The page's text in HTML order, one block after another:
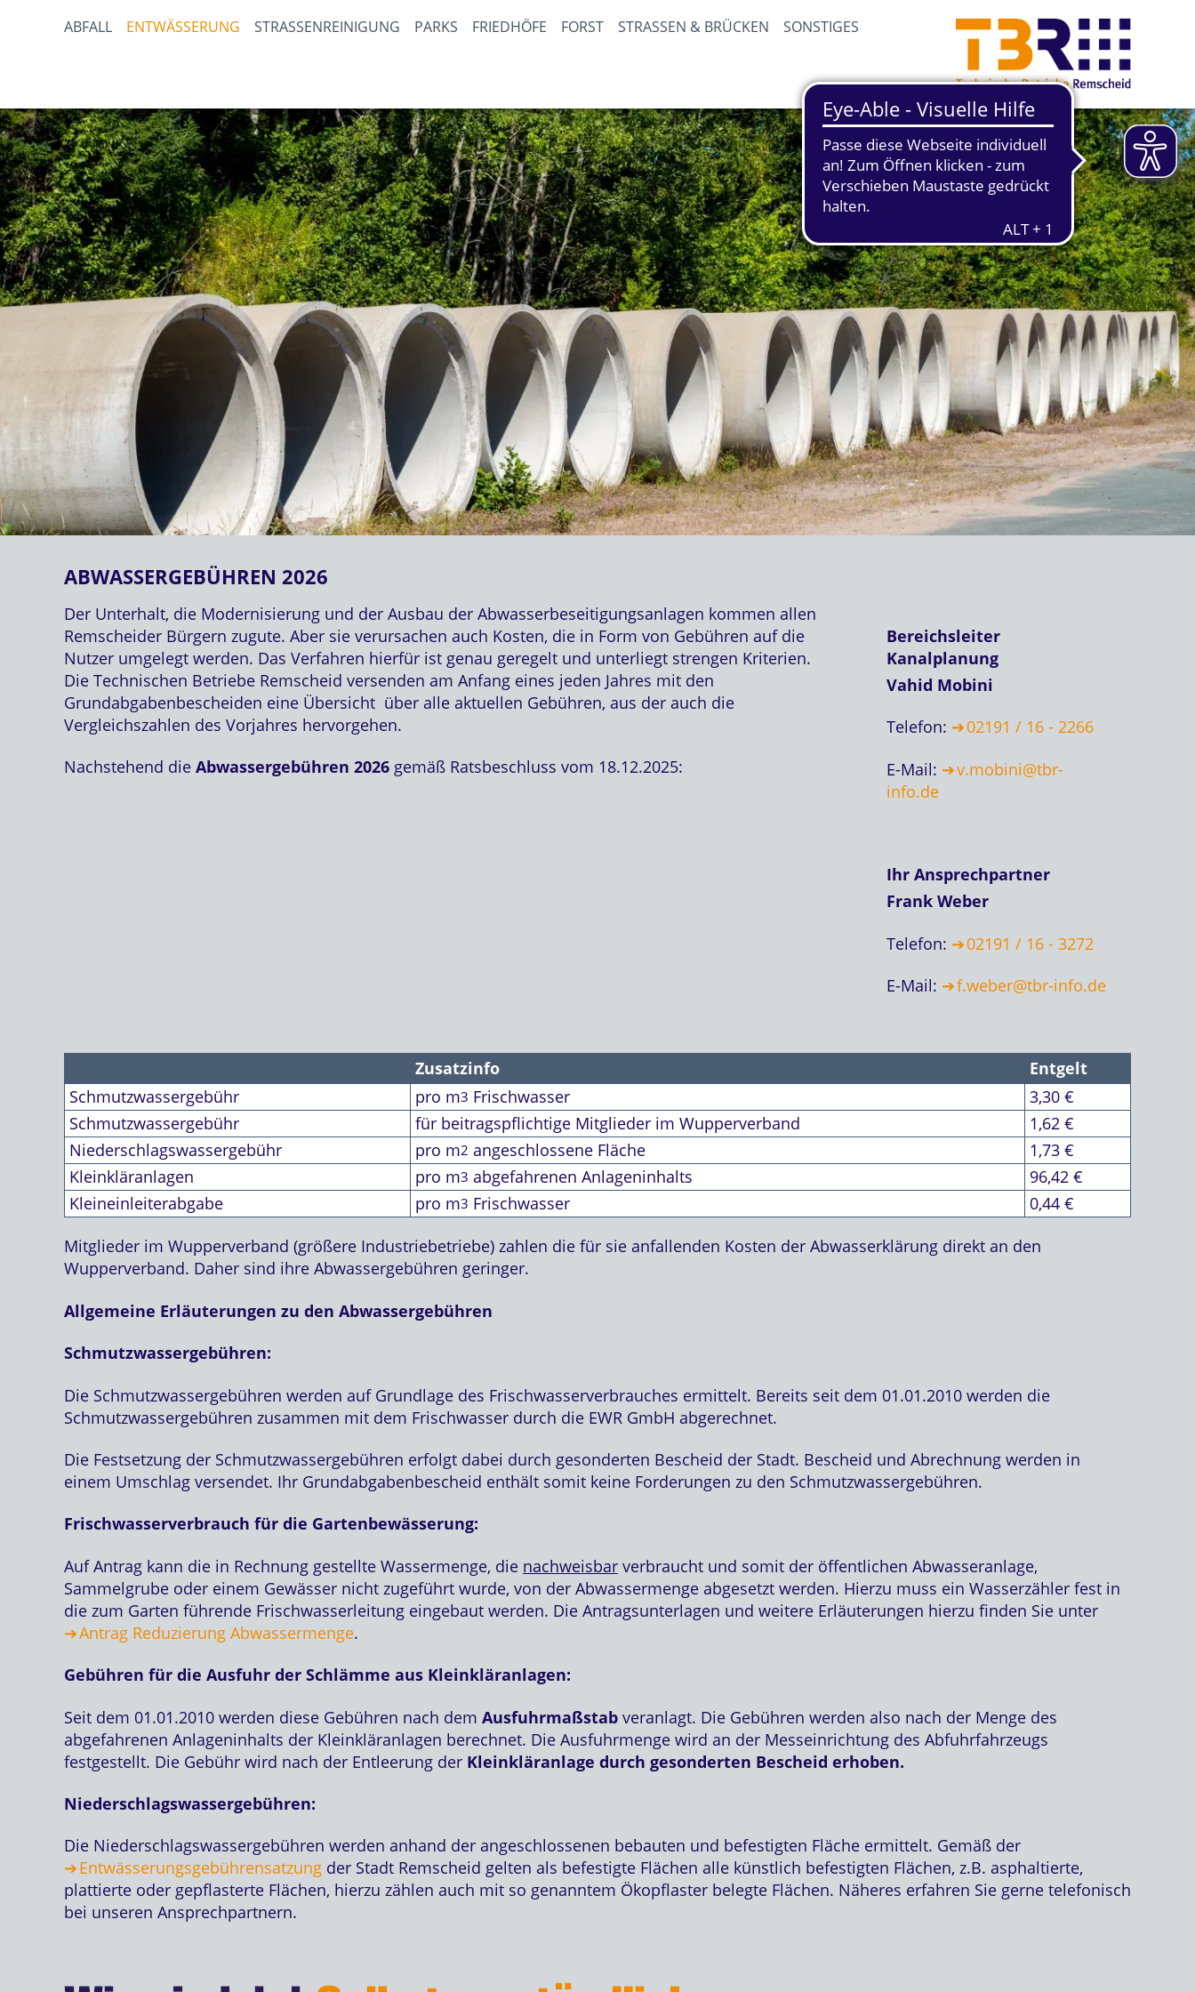
ABFALL ENTWÄSSERUNG STRASSENREINIGUNG PARKS FRIEDHÖFE FORST STRASSEN & BRÜCKEN SONSTIGES
ABWASSERGEBÜHREN 2026
Der Unterhalt, die Modernisierung und der Ausbau der Abwasserbeseitigungsanlagen kommen allen
Remscheider Bürgern zugute. Aber sie verursachen auch Kosten, die in Form von Gebühren auf die
Nutzer umgelegt werden. Das Verfahren hierfür ist genau geregelt und unterliegt strengen Kriterien.
Die Technischen Betriebe Remscheid versenden am Anfang eines jeden Jahres mit den
Grundabgabenbescheiden eine Übersicht über alle aktuellen Gebühren, aus der auch die
Vergleichszahlen des Vorjahres hervorgehen.
Nachstehend die Abwassergebühren 2026 gemäß Ratsbeschluss vom 18.12.2025:
Bereichsleiter
Kanalplanung
Vahid Mobini
Telefon:
02191 / 16 - 2266
E-Mail:
v.mobini@tbr-
info.de
Ihr Ansprechpartner
Frank Weber
Telefon:
02191 / 16 - 3272
E-Mail:
f.weber@tbr-info.de
Zusatzinfo
Entgelt
Schmutzwassergebühr
pro m3 Frischwasser
3,30 €
Schmutzwassergebühr
für beitragspflichtige Mitglieder im Wupperverband
1,62 €
Niederschlagswassergebühr
pro m2 angeschlossene Fläche
1,73 €
Kleinkläranlagen
pro m3 abgefahrenen Anlageninhalts
96,42 €
Kleineinleiterabgabe
pro m3 Frischwasser
0,44 €
Mitglieder im Wupperverband (größere Industriebetriebe) zahlen die für sie anfallenden Kosten der Abwasserklärung direkt an den
Wupperverband. Daher sind ihre Abwassergebühren geringer.
Allgemeine Erläuterungen zu den Abwassergebühren
Schmutzwassergebühren:
Die Schmutzwassergebühren werden auf Grundlage des Frischwasserverbrauches ermittelt. Bereits seit dem 01.01.2010 werden die
Schmutzwassergebühren zusammen mit dem Frischwasser durch die EWR GmbH abgerechnet.
Die Festsetzung der Schmutzwassergebühren erfolgt dabei durch gesonderten Bescheid der Stadt. Bescheid und Abrechnung werden in
einem Umschlag versendet. Ihr Grundabgabenbescheid enthält somit keine Forderungen zu den Schmutzwassergebühren.
Frischwasserverbrauch für die Gartenbewässerung:
Auf Antrag kann die in Rechnung gestellte Wassermenge, die nachweisbar verbraucht und somit der öffentlichen Abwasseranlage,
Sammelgrube oder einem Gewässer nicht zugeführt wurde, von der Abwassermenge abgesetzt werden. Hierzu muss ein Wasserzähler fest in
die zum Garten führende Frischwasserleitung eingebaut werden. Die Antragsunterlagen und weitere Erläuterungen hierzu finden Sie unter
Antrag Reduzierung Abwassermenge.
Gebühren für die Ausfuhr der Schlämme aus Kleinkläranlagen:
Seit dem 01.01.2010 werden diese Gebühren nach dem Ausfuhrmaßstab veranlagt. Die Gebühren werden also nach der Menge des
abgefahrenen Anlageninhalts der Kleinkläranlagen berechnet. Die Ausfuhrmenge wird an der Messeinrichtung des Abfuhrfahrzeugs
festgestellt. Die Gebühr wird nach der Entleerung der Kleinkläranlage durch gesonderten Bescheid erhoben.
Niederschlagswassergebühren:
Die Niederschlagswassergebühren werden anhand der angeschlossenen bebauten und befestigten Fläche ermittelt. Gemäß der
Entwässerungsgebührensatzung der Stadt Remscheid gelten als befestigte Flächen alle künstlich befestigten Flächen, z.B. asphaltierte,
plattierte oder gepflasterte Flächen, hierzu zählen auch mit so genanntem Ökopflaster belegte Flächen. Näheres erfahren Sie gerne telefonisch
bei unseren Ansprechpartnern.